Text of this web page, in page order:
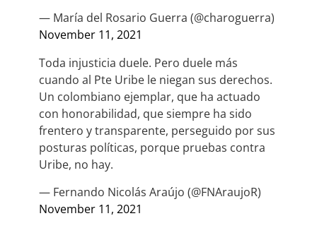
— María del Rosario Guerra (@charoguerra)
November 11, 2021
Toda injusticia duele. Pero duele más
cuando al Pte Uribe le niegan sus derechos.
Un colombiano ejemplar, que ha actuado
con honorabilidad, que siempre ha sido
frentero y transparente, perseguido por sus
posturas políticas, porque pruebas contra
Uribe, no hay.
— Fernando Nicolás Araújo (@FNAraujoR)
November 11, 2021